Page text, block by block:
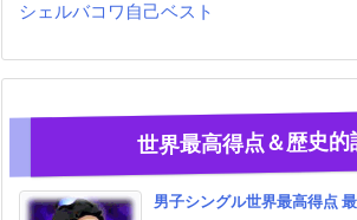
シェルバコワ自己ベスト
世界最高得点＆歴史的
男子シングル世界最高得点